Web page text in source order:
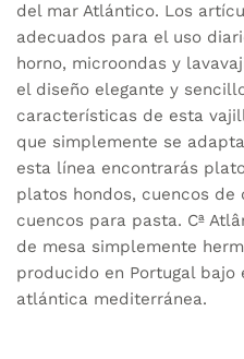
del mar Atlántico. Los
adecuados para el uso
horno, microondas y
el diseño elegante y
características de esta
que simplemente se
esta línea encontrarás
platos hondos, cuencos de
cuencos para pasta. Cª
de mesa simplemente
producido en Portugal
atlántica mediterránea.